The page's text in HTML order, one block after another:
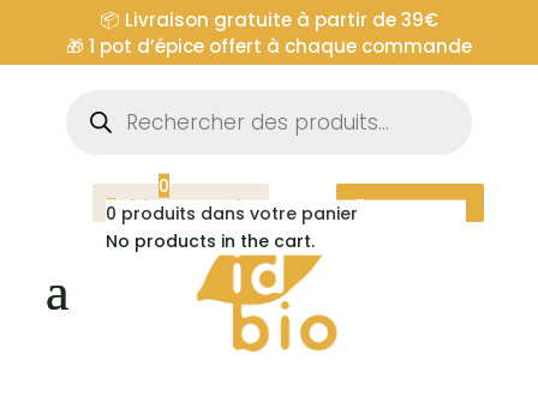
📦 Livraison gratuite à partir de 39€
🎁 1 pot d’épice offert à chaque commande
produits
Mon compte Espace pro
0
0 produits dans votre panier
No products in the cart.